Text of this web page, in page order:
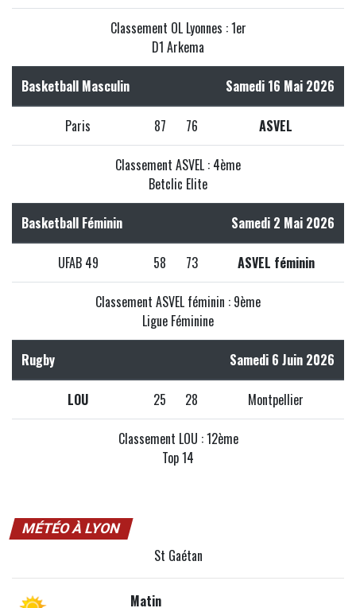
Classement OL Lyonnes : 1er
D1 Arkema
Basketball Masculin Samedi 16 Mai 2026
Paris 87 76 ASVEL
Classement ASVEL : 4ème
Betclic Elite
Basketball Féminin Samedi 2 Mai 2026
UFAB 49 58 73 ASVEL féminin
Classement ASVEL féminin : 9ème
Ligue Féminine
Rugby Samedi 6 Juin 2026
LOU 25 28 Montpellier
Classement LOU : 12ème
Top 14
MÉTÉO À LYON
St Gaétan
Matin